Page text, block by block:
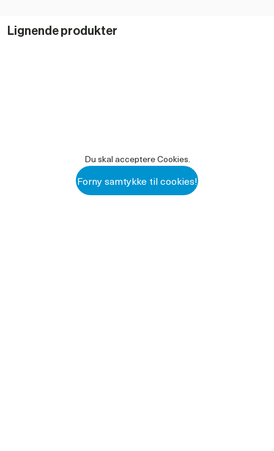
Lignende produkter
Du skal acceptere Cookies.
Forny samtykke til cookies!